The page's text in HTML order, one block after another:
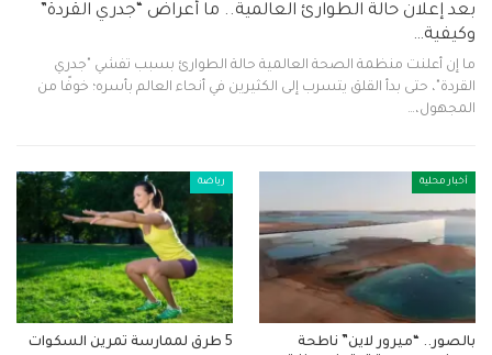
بعد إعلان حالة الطوارئ العالمية.. ما أعراض “جدري القردة”
وكيفية…
ما إن أعلنت منظمة الصحة العالمية حالة الطوارئ بسبب تفشي "جدري
القردة"، حتى بدأ القلق يتسرب إلى الكثيرين في أنحاء العالم بأسره؛ خوفًا من
المجهول،…
أخبار محلية
بالصور.. “ميرور لاين” ناطحة
رياضة
5 طرق لممارسة تمرين السكوات